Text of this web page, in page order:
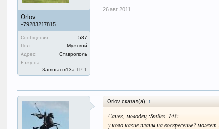
Orlov
+79283217815
Сообщения:
587
Пол:
Мужской
Адрес:
Ставрополь
Езжу на:
Samurai m13a ТР-1
26 авг 2011
Orlov сказал(а): ↑
Санёк, молодец :Smiles_143:
у кого какие планы на воскресенье?